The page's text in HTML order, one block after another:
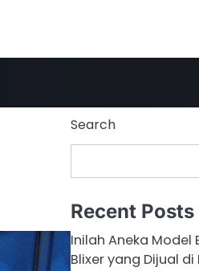
Search
Recent Posts
Inilah Aneka Model
Blixer yang Dijual di